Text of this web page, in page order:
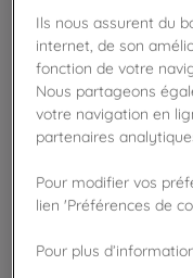
dès 50€
Gagnez 23
avec notre
Ils nous assurent du
internet, de son
fonction de votre
Nous partageons
votre navigation en
partenaires
Pour modifier vos
lien 'Préférences de
Pour plus